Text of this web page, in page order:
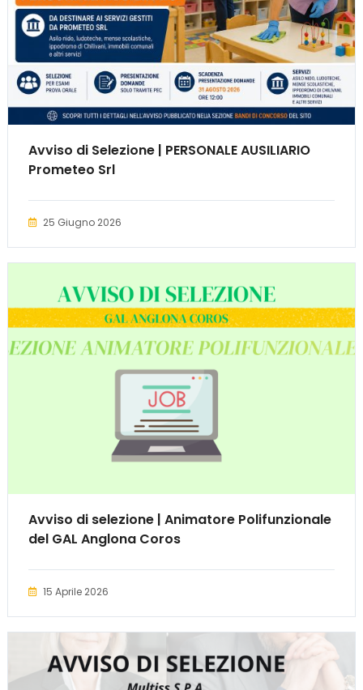
Avviso di Selezione | PERSONALE AUSILIARIO
Prometeo Srl
25 Giugno 2026
Avviso di selezione | Animatore Polifunzionale
del GAL Anglona Coros
15 Aprile 2026